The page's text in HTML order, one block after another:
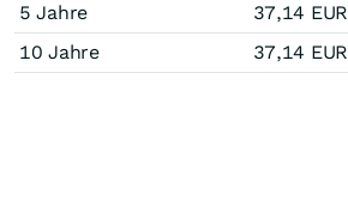
5 Jahre
37,14 EUR
10 Jahre
37,14 EUR